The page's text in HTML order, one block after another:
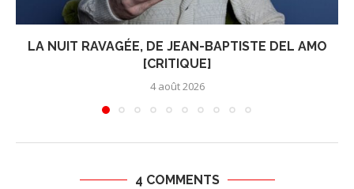
LA NUIT RAVAGÉE, DE JEAN-BAPTISTE DEL AMO
[CRITIQUE]
4 août 2026
4 COMMENTS